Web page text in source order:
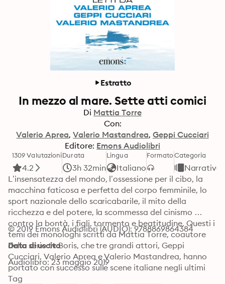
Estratto
In mezzo al mare. Sette atti comici
Di Mattia Torre
Con:
Valerio Aprea Valerio Mastandrea Geppi Cucciari
Editore: Emons Audiolibri
1309 Valutazioni
4.2
Durata
3h 32min
Lingua
Italiano
FormatoCategoria
Narrativa
L’insensatezza del mondo, l’ossessione per il cibo, la
macchina faticosa e perfetta del corpo femminile, lo
sport nazionale dello scaricabarile, il mito della
ricchezza e del potere, la scommessa del cinismo
contro la bontà, i figli, tormento e beatitudine. Questi i
temi dei monologhi scritti da Mattia Torre, coautore
della serie tv Boris, che tre grandi attori, Geppi
Cucciari, Valerio Aprea e Valerio Mastandrea, hanno
portato con successo sulle scene italiane negli ultimi
anni. Tra questi pezzi teatrali spietati e al tempo stesso
© 2019 Emons Audiolibri (AUDIO): 9788869864384
Data di uscita
Audiolibro: 23 maggio 2019
Tag